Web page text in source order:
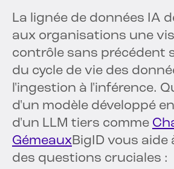
La lignée de données IA
aux organisations une
contrôle sans précédent
du cycle de vie des
l'ingestion à l'inférence.
d'un modèle développé
d'un LLM tiers comme
GémeauxBigID vous aide
des questions cruciales :